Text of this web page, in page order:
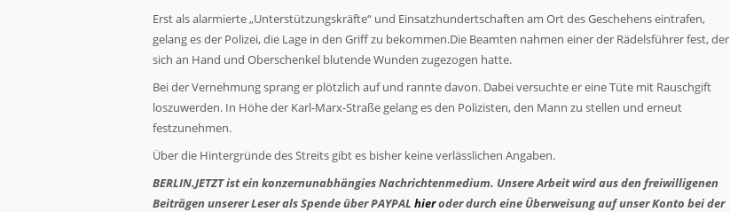
Erst als alarmierte „Unterstützungskräfte“ und Einsatzhundertschaften am Ort des Geschehens eintrafen,
gelang es der Polizei, die Lage in den Griff zu bekommen.Die Beamten nahmen einer der Rädelsführer fest, der
sich an Hand und Oberschenkel blutende Wunden zugezogen hatte.
Bei der Vernehmung sprang er plötzlich auf und rannte davon. Dabei versuchte er eine Tüte mit Rauschgift
loszuwerden. In Höhe der Karl-Marx-Straße gelang es den Polizisten, den Mann zu stellen und erneut
festzunehmen.
Über die Hintergründe des Streits gibt es bisher keine verlässlichen Angaben.
BERLIN.JETZT ist ein konzernunabhängies Nachrichtenmedium. Unsere Arbeit wird aus den freiwilligenen
Beiträgen unserer Leser alsSpendeüberPAYPAL hieroder durch eine Überweisung auf unser Konto bei der